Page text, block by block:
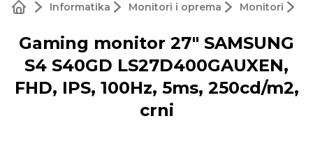
Informatika Monitori i oprema Monitori
Gaming monitor 27" SAMSUNG
S4 S40GD LS27D400GAUXEN,
FHD, IPS, 100Hz, 5ms, 250cd/m2,
crni